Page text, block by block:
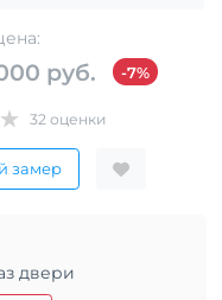
руб. -7%
32 оценки
замер
двери